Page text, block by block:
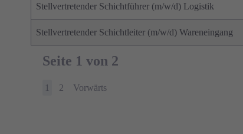
Stellvertretender Schichtführer (m/w/d) Logistik
Stellvertretender Schichtleiter (m/w/d) Wareneingang
Seite 1 von 2
1 2 Vorwärts